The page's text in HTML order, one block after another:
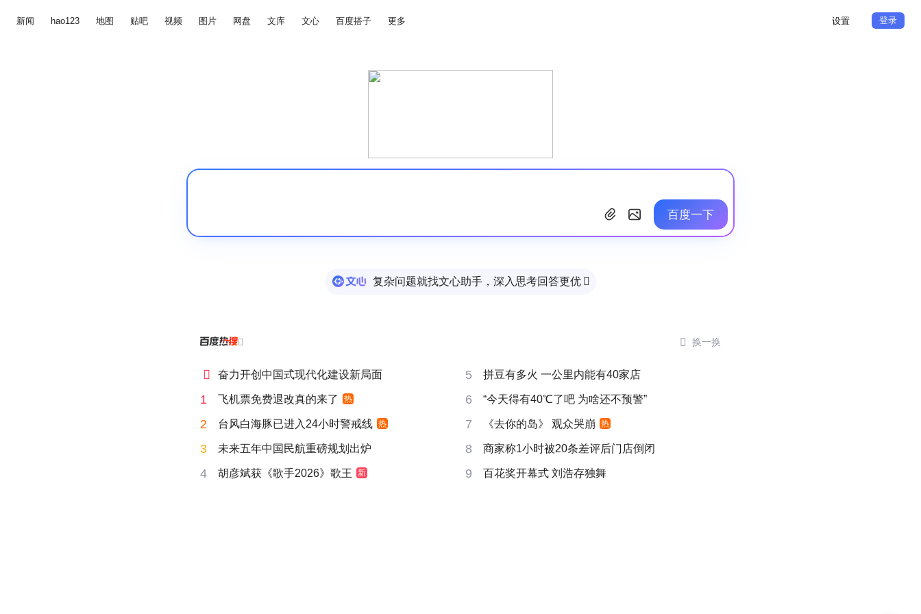
新闻 hao123 地图 贴吧 视频 图片 网盘 文库 文心 百度搭子 更多 设置 登录
百度一下
复杂问题就找文心助手，深入思考回答更优 
  换一换
 奋力开创中国式现代化建设新局面 5 拼豆有多火 一公里内能有40家店
1 飞机票免费退改真的来了 热 6 “今天得有40℃了吧 为啥还不预警”
2 台风白海豚已进入24小时警戒线 热 7 《去你的岛》 观众哭崩 热
3 未来五年中国民航重磅规划出炉 8 商家称1小时被20条差评后门店倒闭
4 胡彦斌获《歌手2026》歌王 新 9 百花奖开幕式 刘浩存独舞